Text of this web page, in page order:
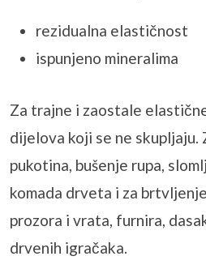
rezidualna elastičnost
ispunjeno mineralima
Za trajne i zaostale
dijelova koji se ne skupljaju.
pukotina, bušenje rupa,
komada drveta i za
prozora i vrata, furnira,
drvenih igračaka.